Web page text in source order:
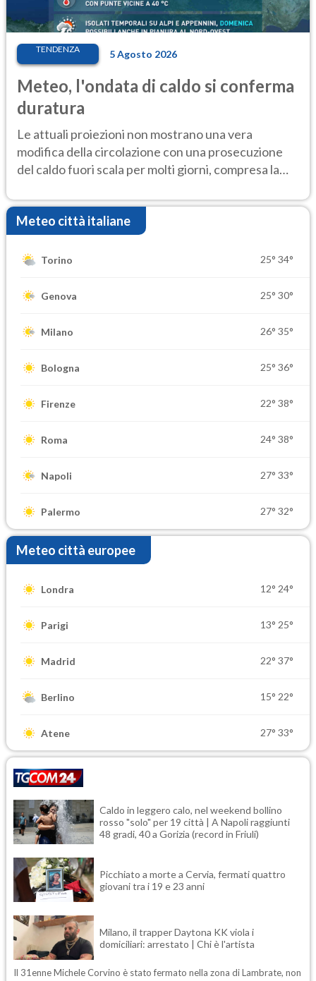
TENDENZA 5 Agosto 2026
Meteo, l'ondata di caldo si conferma
duratura
Le attuali proiezioni non mostrano una vera
modifica della circolazione con una prosecuzione
del caldo fuori scala per molti giorni, compresa la
Meteo città italiane
Torino 25° 34°
Genova 25° 30°
Milano 26° 35°
Bologna 25° 36°
Firenze 22° 38°
Roma 24° 38°
Napoli 27° 33°
Palermo 27° 32°
Meteo città europee
Londra 12° 24°
Parigi 13° 25°
Madrid 22° 37°
Berlino 15° 22°
Atene 27° 33°
Caldo in leggero calo, nel weekend bollino
rosso "solo" per 19 città | A Napoli raggiunti
48 gradi, 40 a Gorizia (record in Friuli)
Picchiato a morte a Cervia, fermati quattro
giovani tra i 19 e 23 anni
Milano, il trapper Daytona KK viola i
domiciliari: arrestato | Chi è l'artista
Il 31enne Michele Corvino è stato fermato nella zona di Lambrate, non